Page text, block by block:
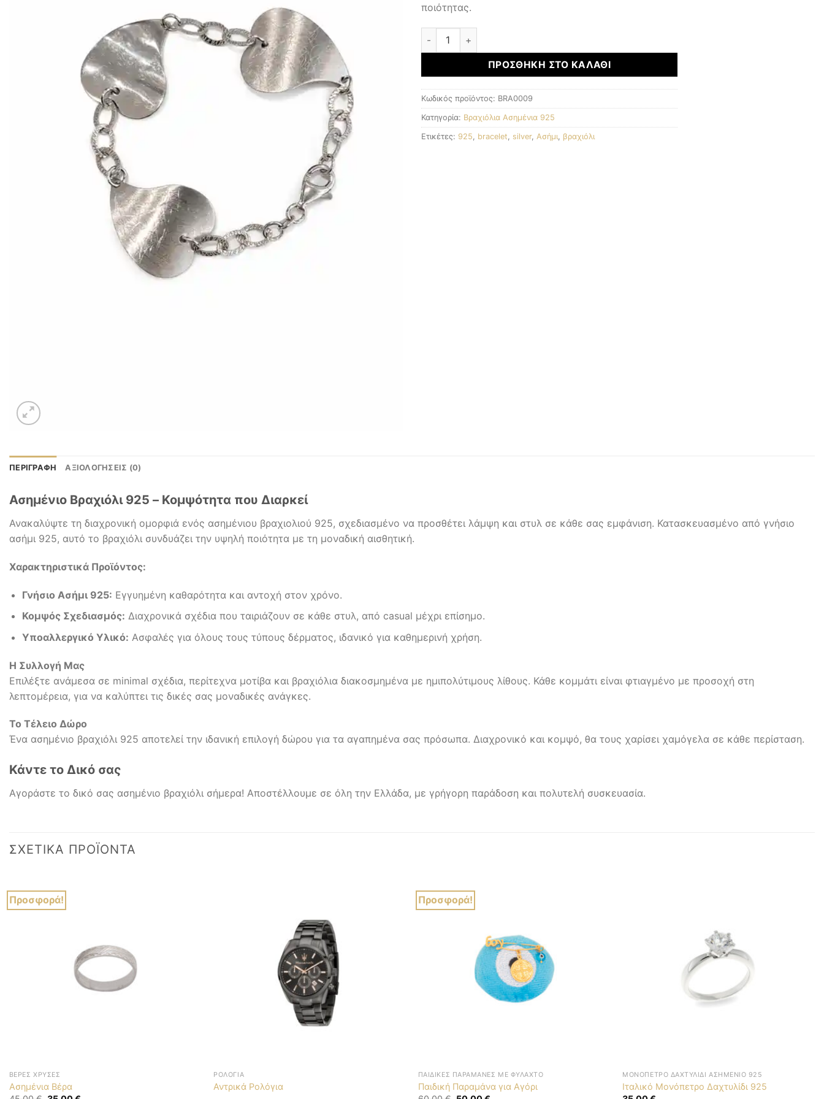
ποιότητας.
Ασημένιο Βραχιόλι 925 ποσότητα
ΠΡΟΣΘΉΚΗ ΣΤΟ ΚΑΛΆΘΙ
Κωδικός προϊόντος: BRA0009
Κατηγορία: Βραχιόλια Ασημένια 925
Ετικέτες: 925, bracelet, silver, Ασήμι, βραχιόλι
ΠΕΡΙΓΡΑΦΉ ΑΞΙΟΛΟΓΉΣΕΙΣ (0)
Ασημένιο Βραχιόλι 925 – Κομψότητα που Διαρκεί
Ανακαλύψτε τη διαχρονική ομορφιά ενός ασημένιου βραχιολιού 925, σχεδιασμένο να προσθέτει λάμψη και στυλ σε κάθε σας εμφάνιση. Κατασκευασμένο από γνήσιο
ασήμι 925, αυτό το βραχιόλι συνδυάζει την υψηλή ποιότητα με τη μοναδική αισθητική.
Χαρακτηριστικά Προϊόντος:
Γνήσιο Ασήμι 925: Εγγυημένη καθαρότητα και αντοχή στον χρόνο.
Κομψός Σχεδιασμός: Διαχρονικά σχέδια που ταιριάζουν σε κάθε στυλ, από casual μέχρι επίσημο.
Υποαλλεργικό Υλικό: Ασφαλές για όλους τους τύπους δέρματος, ιδανικό για καθημερινή χρήση.
Η Συλλογή Μας
Επιλέξτε ανάμεσα σε minimal σχέδια, περίτεχνα μοτίβα και βραχιόλια διακοσμημένα με ημιπολύτιμους λίθους. Κάθε κομμάτι είναι φτιαγμένο με προσοχή στη
λεπτομέρεια, για να καλύπτει τις δικές σας μοναδικές ανάγκες.
Το Τέλειο Δώρο
Ένα ασημένιο βραχιόλι 925 αποτελεί την ιδανική επιλογή δώρου για τα αγαπημένα σας πρόσωπα. Διαχρονικό και κομψό, θα τους χαρίσει χαμόγελα σε κάθε περίσταση.
Κάντε το Δικό σας
Αγοράστε το δικό σας ασημένιο βραχιόλι σήμερα! Αποστέλλουμε σε όλη την Ελλάδα, με γρήγορη παράδοση και πολυτελή συσκευασία.
ΣΧΕΤΙΚΆ ΠΡΟΪΌΝΤΑ
Προσφορά!
ΒΈΡΕΣ ΧΡΥΣΈΣ
Ασημένια Βέρα
ΡΟΛΌΓΙΑ
Αντρικά Ρολόγια
Προσφορά!
ΠΑΙΔΙΚΈΣ ΠΑΡΑΜΆΝΕΣ ΜΕ ΦΥΛΑΧΤΌ
Παιδική Παραμάνα για Αγόρι
ΜΟΝΌΠΕΤΡΟ ΔΑΧΤΥΛΊΔΙ ΑΣΗΜΈΝΙΟ 925
Ιταλικό Μονόπετρο Δαχτυλίδι 925